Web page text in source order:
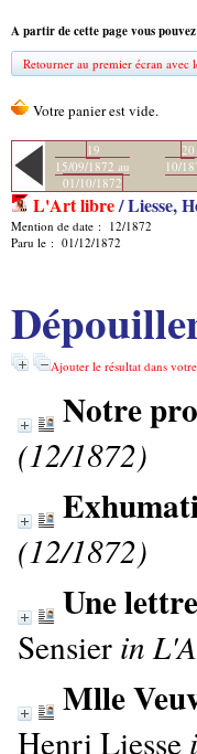
A partir de cette page vous
Retourner au premier écran avec
19
15/09/1872 au
01/10/1872
20
10/
L'Art libre/ Liesse,
Mention de date : 12/1872
Paru le : 01/12/1872
Ajouter le résultat dans
Notre
(12/1872)
(12/1872)
Une
Sensier in
Mlle
Henri Liesse